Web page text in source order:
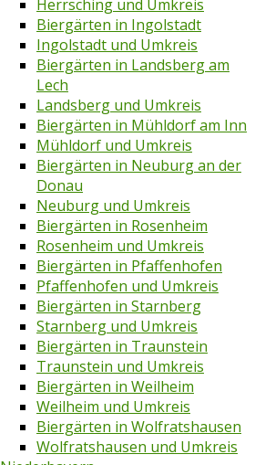
Herrsching und Umkreis
Biergärten in Ingolstadt
Ingolstadt und Umkreis
Biergärten in Landsberg am
Lech
Landsberg und Umkreis
Biergärten in Mühldorf am Inn
Mühldorf und Umkreis
Biergärten in Neuburg an der
Donau
Neuburg und Umkreis
Biergärten in Rosenheim
Rosenheim und Umkreis
Biergärten in Pfaffenhofen
Pfaffenhofen und Umkreis
Biergärten in Starnberg
Starnberg und Umkreis
Biergärten in Traunstein
Traunstein und Umkreis
Biergärten in Weilheim
Weilheim und Umkreis
Biergärten in Wolfratshausen
Wolfratshausen und Umkreis